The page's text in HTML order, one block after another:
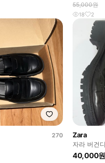
55,000원
18 2
270
Zara
자라 버건
37 (240)
40,000원